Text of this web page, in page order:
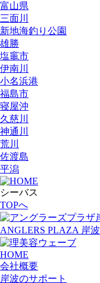
富山県
三面川
新地海釣り公園
雄勝
塩竈市
伊南川
小名浜港
福島市
寝屋沖
久慈川
神通川
荒川
佐渡島
平潟
シーバス
TOPへ
ANGLERS PLAZA 岸波
HOME
会社概要
岸波のサポート